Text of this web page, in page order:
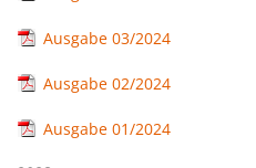
Ausgabe 03/2024
Ausgabe 02/2024
Ausgabe 01/2024